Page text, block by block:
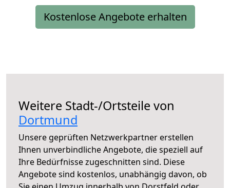
Kostenlose Angebote erhalten
Weitere Stadt-/Ortsteile von
Dortmund
Unsere geprüften Netzwerkpartner erstellen
Ihnen unverbindliche Angebote, die speziell auf
Ihre Bedürfnisse zugeschnitten sind. Diese
Angebote sind kostenlos, unabhängig davon, ob